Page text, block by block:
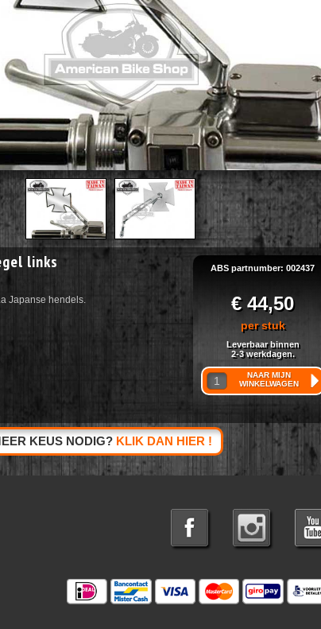
links
Japanse hendels.
ABS partnumber: 002437
€ 44,50
per stuk
Leverbaar binnen
2-3 werkdagen.
NAAR MIJN
WINKELWAGEN
KEUS NODIG? KLIK DAN HIER !